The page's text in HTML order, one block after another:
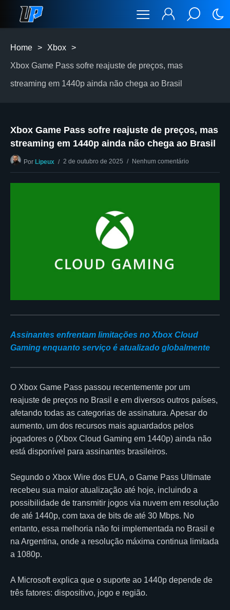
Home > Xbox >
Xbox Game Pass sofre reajuste de preços, mas
streaming em 1440p ainda não chega ao Brasil
Xbox Game Pass sofre reajuste de preços, mas
streaming em 1440p ainda não chega ao Brasil
Por Lipeux 2 de outubro de 2025 Nenhum comentário
Assinantes enfrentam limitações no Xbox Cloud
Gaming enquanto serviço é atualizado globalmente
O Xbox Game Pass passou recentemente por um
reajuste de preços no Brasil e em diversos outros países,
afetando todas as categorias de assinatura. Apesar do
aumento, um dos recursos mais aguardados pelos
jogadores o (Xbox Cloud Gaming em 1440p) ainda não
está disponível para assinantes brasileiros.
Segundo o Xbox Wire dos EUA, o Game Pass Ultimate
recebeu sua maior atualização até hoje, incluindo a
possibilidade de transmitir jogos via nuvem em resolução
de até 1440p, com taxa de bits de até 30 Mbps. No
entanto, essa melhoria não foi implementada no Brasil e
na Argentina, onde a resolução máxima continua limitada
a 1080p.
A Microsoft explica que o suporte ao 1440p depende de
três fatores: dispositivo, jogo e região.